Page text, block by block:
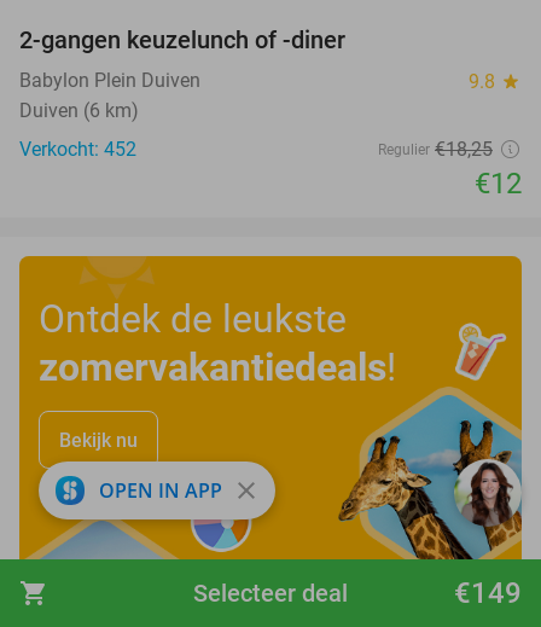
shopping_cart €149
Selecteer deal
2-gangen keuzelunch of -diner
Babylon Plein Duiven 9.8 star
Duiven (6 km)
Verkocht: 452
Regulier €18,25
€12
Ontdek de leukste
zomervakantiedeals!
Bekijk nu
OPEN IN APP close